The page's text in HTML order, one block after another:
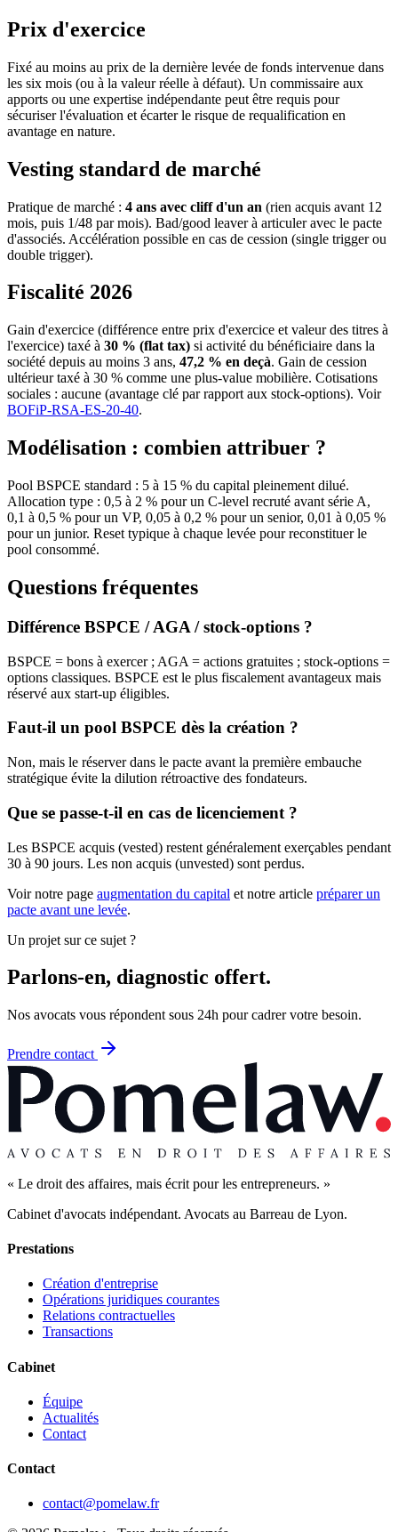
Prix d'exercice
Fixé au moins au prix de la dernière levée de fonds intervenue dans
les six mois (ou à la valeur réelle à défaut). Un commissaire aux
apports ou une expertise indépendante peut être requis pour
sécuriser l'évaluation et écarter le risque de requalification en
avantage en nature.
Vesting standard de marché
Pratique de marché : 4 ans avec cliff d'un an (rien acquis avant 12
mois, puis 1/48 par mois). Bad/good leaver à articuler avec le pacte
d'associés. Accélération possible en cas de cession (single trigger ou
double trigger).
Fiscalité 2026
Gain d'exercice (différence entre prix d'exercice et valeur des titres à
l'exercice) taxé à 30 % (flat tax) si activité du bénéficiaire dans la
société depuis au moins 3 ans, 47,2 % en deçà. Gain de cession
ultérieur taxé à 30 % comme une plus-value mobilière. Cotisations
sociales : aucune (avantage clé par rapport aux stock-options). Voir
BOFiP-RSA-ES-20-40.
Modélisation : combien attribuer ?
Pool BSPCE standard : 5 à 15 % du capital pleinement dilué.
Allocation type : 0,5 à 2 % pour un C-level recruté avant série A,
0,1 à 0,5 % pour un VP, 0,05 à 0,2 % pour un senior, 0,01 à 0,05 %
pour un junior. Reset typique à chaque levée pour reconstituer le
pool consommé.
Questions fréquentes
Différence BSPCE / AGA / stock-options ?
BSPCE = bons à exercer ; AGA = actions gratuites ; stock-options =
options classiques. BSPCE est le plus fiscalement avantageux mais
réservé aux start-up éligibles.
Faut-il un pool BSPCE dès la création ?
Non, mais le réserver dans le pacte avant la première embauche
stratégique évite la dilution rétroactive des fondateurs.
Que se passe-t-il en cas de licenciement ?
Les BSPCE acquis (vested) restent généralement exerçables pendant
30 à 90 jours. Les non acquis (unvested) sont perdus.
Voir notre page augmentation du capital et notre article préparer un
pacte avant une levée.
Un projet sur ce sujet ?
Parlons-en, diagnostic offert.
Nos avocats vous répondent sous 24h pour cadrer votre besoin.
Prendre contact
« Le droit des affaires, mais écrit pour les entrepreneurs. »
Cabinet d'avocats indépendant. Avocats au Barreau de Lyon.
Prestations
Création d'entreprise
Opérations juridiques courantes
Relations contractuelles
Transactions
Cabinet
Équipe
Actualités
Contact
Contact
contact@pomelaw.fr